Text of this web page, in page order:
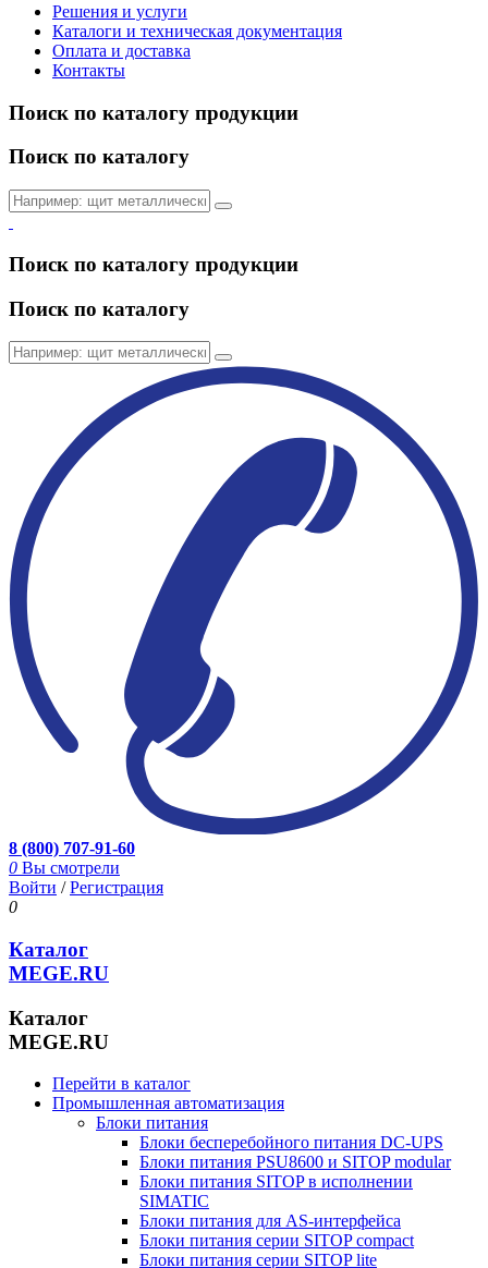
Решения и услуги
Каталоги и техническая документация
Оплата и доставка
Контакты
Поиск по каталогу продукции
Поиск по каталогу
Поиск по каталогу продукции
Поиск по каталогу
8 (800) 707-91-60
0 Вы смотрели
Войти /Регистрация
0
Каталог
MEGE.RU
Каталог
MEGE.RU
Перейти в каталог
Промышленная автоматизация
Блоки питания
Блоки бесперебойного питания DC-UPS
Блоки питания PSU8600 и SITOP modular
Блоки питания SITOP в исполнении
SIMATIC
Блоки питания для AS-интерфейса
Блоки питания серии SITOP compact
Блоки питания серии SITOP lite